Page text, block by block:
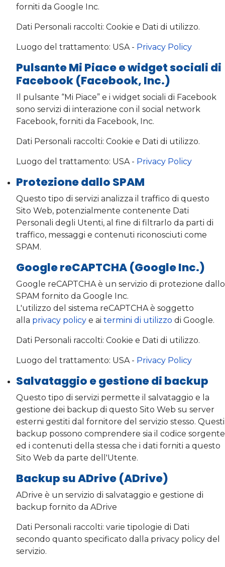
forniti da Google Inc.
Dati Personali raccolti: Cookie e Dati di utilizzo.
Luogo del trattamento: USA - Privacy Policy
Pulsante Mi Piace e widget sociali di
Facebook (Facebook, Inc.)
Il pulsante “Mi Piace” e i widget sociali di Facebook
sono servizi di interazione con il social network
Facebook, forniti da Facebook, Inc.
Dati Personali raccolti: Cookie e Dati di utilizzo.
Luogo del trattamento: USA - Privacy Policy
Protezione dallo SPAM
Questo tipo di servizi analizza il traffico di questo
Sito Web, potenzialmente contenente Dati
Personali degli Utenti, al fine di filtrarlo da parti di
traffico, messaggi e contenuti riconosciuti come
SPAM.
Google reCAPTCHA (Google Inc.)
Google reCAPTCHA è un servizio di protezione dallo
SPAM fornito da Google Inc.
L'utilizzo del sistema reCAPTCHA è soggetto
alla privacy policy e ai termini di utilizzo di Google.
Dati Personali raccolti: Cookie e Dati di utilizzo.
Luogo del trattamento: USA - Privacy Policy
Salvataggio e gestione di backup
Questo tipo di servizi permette il salvataggio e la
gestione dei backup di questo Sito Web su server
esterni gestiti dal fornitore del servizio stesso. Questi
backup possono comprendere sia il codice sorgente
ed i contenuti della stessa che i dati forniti a questo
Sito Web da parte dell'Utente.
Backup su ADrive (ADrive)
ADrive è un servizio di salvataggio e gestione di
backup fornito da ADrive
Dati Personali raccolti: varie tipologie di Dati
secondo quanto specificato dalla privacy policy del
servizio.